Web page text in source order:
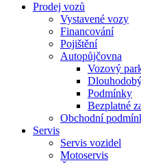
Prodej vozů
Vystavené vozy
Financování
Pojištění
Autopůjčovna
Vozový
Podmínky
Bezplatné
Obchodní
Servis
Servis vozidel
Motoservis